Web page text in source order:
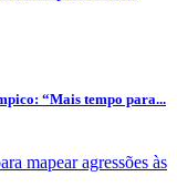
“Mais tempo para...